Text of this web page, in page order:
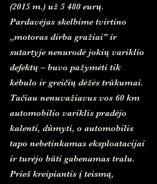
(2015 m.) už 5 480 eurų.
Pardavėjas skelbime tvirtino
„motoras dirba gražiai" ir
sutartyje nenurodė jokių variklio
defektų – buvo pažymėti tik
kėbulo ir greičių dėžės trūkumai.
Tačiau nenuvažiavus vos 60 km
automobilio variklis pradėjo
kalenti, dūmyti, o automobilis
tapo nebetinkamas eksploatacijai
ir turėjo būti gabenamas tralu.
Prieš kreipiantis į teismą,